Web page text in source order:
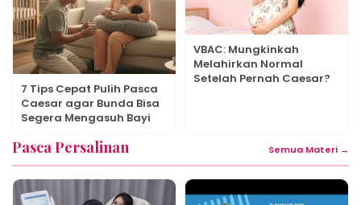
7 Tips Cepat Pulih Pasca
Caesar agar Bunda Bisa
Segera Mengasuh Bayi
VBAC: Mungkinkah
Melahirkan Normal
Setelah Pernah Caesar?
Pasca Persalinan Semua Materi →